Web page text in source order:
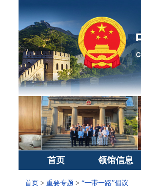
首页 领馆信息
首页 > 重要专题 > “一带一路”倡议